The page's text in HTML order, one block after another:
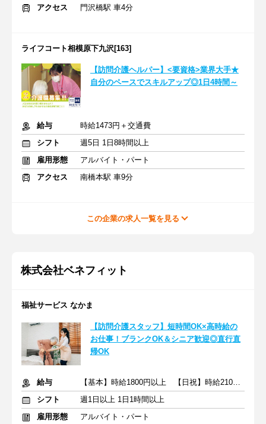
アクセス
門沢橋駅 車4分
ライフコート相模原下九沢[163]
【訪問介護ヘルパー】<要資格>業界大手★
自分のペースでスキルアップ◎1日4時間～
給与
時給1473円＋交通費
シフト
週5日 1日8時間以上
雇用形態
アルバイト・パート
アクセス
南橋本駅 車9分
この企業の求人一覧を見る
株式会社ベネフィット
福祉サービス なかま
【訪問介護スタッフ】短時間OK×高時給の
お仕事！ブランクOK＆シニア歓迎◎直行直
帰OK
給与
【基本】時給1800円以上 【日祝】時給2100円以上
シフト
週1日以上 1日1時間以上
雇用形態
アルバイト・パート